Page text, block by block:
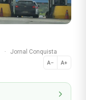
· Jornal Conquista
A− A+
Normal